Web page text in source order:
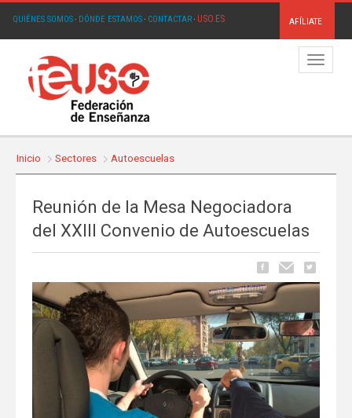
QUIÉNES SOMOS· DÓNDE ESTAMOS· CONTACTAR· USO.ES AFÍLIATE
Menú
Inicio Sectores Autoescuelas
Reunión de la Mesa Negociadora
del XXIII Convenio de Autoescuelas